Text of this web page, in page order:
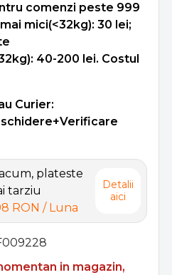
comenzi peste 999
mici(<32kg): 30 lei;
40-200 lei. Costul
Curier:
plateste
tarziu
RON / Luna
Detalii
aici
in magazin,